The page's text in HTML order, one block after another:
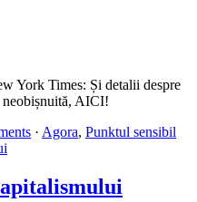
York Times: Și detalii despre
neobișnuită, AICI!
· Agora, Punktul sensibil